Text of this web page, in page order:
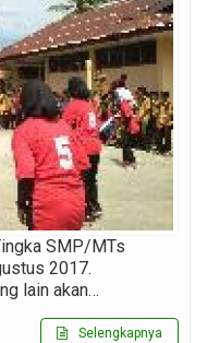
SMP/MTs
2017.
lain akan…
Selengkapnya